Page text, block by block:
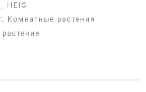
HEIS
Комнатные растения